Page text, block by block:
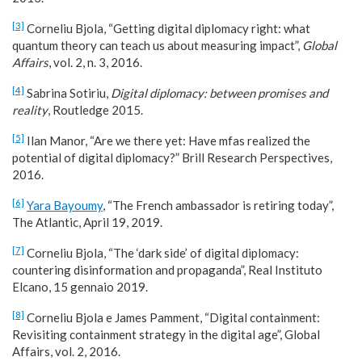
[3] Corneliu Bjola, “Getting digital diplomacy right: what
quantum theory can teach us about measuring impact”, Global
Affairs, vol. 2, n. 3, 2016.
[4] Sabrina Sotiriu, Digital diplomacy: between promises and
reality, Routledge 2015.
[5] Ilan Manor, “Are we there yet: Have mfas realized the
potential of digital diplomacy?” Brill Research Perspectives,
2016.
[6] Yara Bayoumy, “The French ambassador is retiring today”,
The Atlantic, April 19, 2019.
[7] Corneliu Bjola, “The ‘dark side’ of digital diplomacy:
countering disinformation and propaganda”, Real Instituto
Elcano, 15 gennaio 2019.
[8] Corneliu Bjola e James Pamment, “Digital containment:
Revisiting containment strategy in the digital age”, Global
Affairs, vol. 2, 2016.